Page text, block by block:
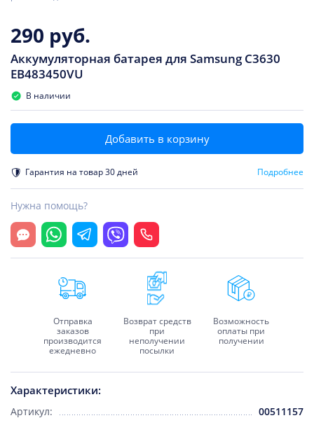
Характеристики:
Артикул:
00511157
290 руб.
Аккумуляторная батарея для Samsung C3630
EB483450VU
В наличии
Добавить в корзину
Гарантия на товар 30 дней Подробнее
Нужна помощь?
Открыть чат
WhatsappTelegramViber Позвонить
Отправка
заказов
производится
ежедневно
Возврат средств
при
неполучении
посылки
Возможность
оплаты при
получении